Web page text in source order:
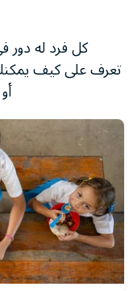
كل فرد له دور
تعرف على كيف